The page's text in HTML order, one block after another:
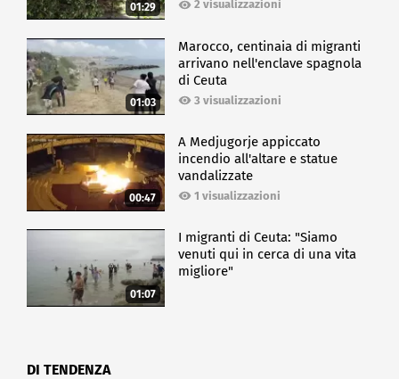
01:29 2 visualizzazioni
01:03
Marocco, centinaia di migranti
arrivano nell'enclave spagnola
di Ceuta
3 visualizzazioni
00:47
A Medjugorje appiccato
incendio all'altare e statue
vandalizzate
1 visualizzazioni
01:07
I migranti di Ceuta: "Siamo
venuti qui in cerca di una vita
migliore"
DI TENDENZA